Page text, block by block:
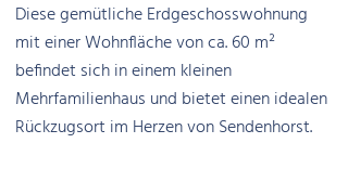
Diese gemütliche Erdgeschosswohnung
mit einer Wohnfläche von ca. 60 m²
befindet sich in einem kleinen
Mehrfamilienhaus und bietet einen idealen
Rückzugsort im Herzen von Sendenhorst.